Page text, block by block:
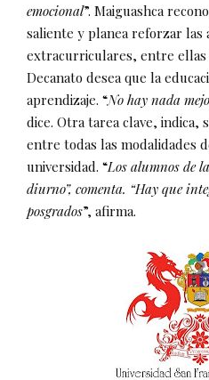
emocional”. Maiguashca
saliente y planea reforzar las
extracurriculares, entre ellas
Decanato desea que la
aprendizaje. “No hay nada
dice. Otra tarea clave, indica,
entre todas las modalidades
universidad. “Los alumnos de
diurno”, comenta. “Hay que
posgrados”, afirma.